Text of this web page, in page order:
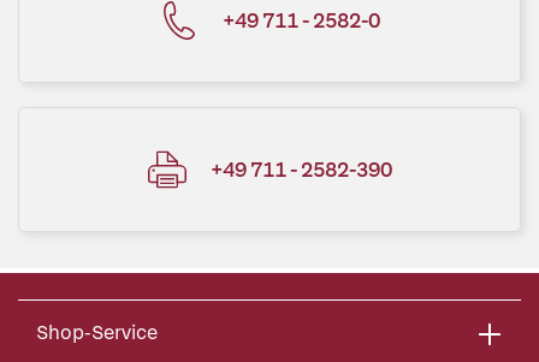
+49 711 - 2582-0
+49 711 - 2582-390
Shop-Service